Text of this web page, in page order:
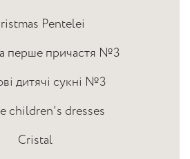
Pentelei
перше причастя №3
дитячі сукні №3
children's dresses
Cristal